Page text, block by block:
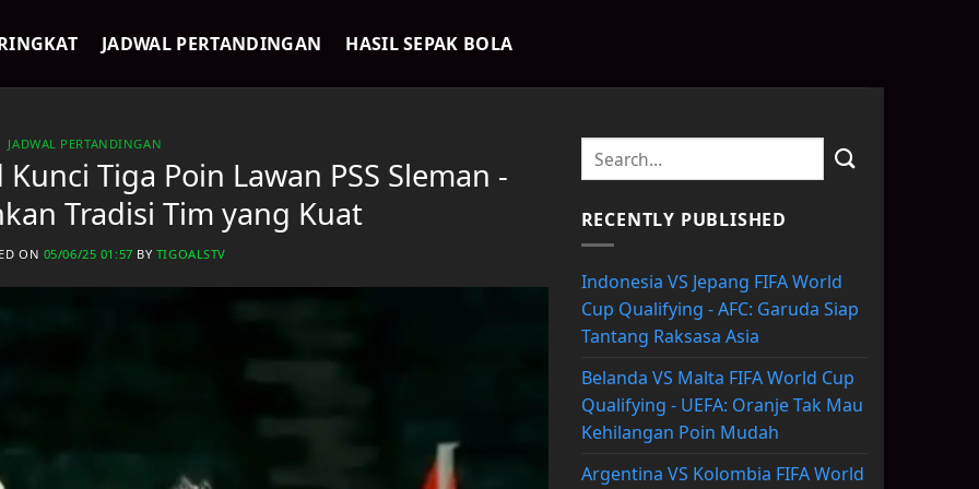
JADWAL PERTANDINGAN HASIL SEPAK BOLA
JADWAL PERTANDINGAN
Tiga Poin Lawan PSS Sleman -
Tradisi Tim yang Kuat
ON 05/06/25 01:57 BY TIGOALSTV
RECENTLY PUBLISHED
Indonesia VS Jepang FIFA World
Cup Qualifying - AFC: Garuda Siap
Tantang Raksasa Asia
Belanda VS Malta FIFA World Cup
Qualifying - UEFA: Oranje Tak Mau
Kehilangan Poin Mudah
Argentina VS Kolombia FIFA World